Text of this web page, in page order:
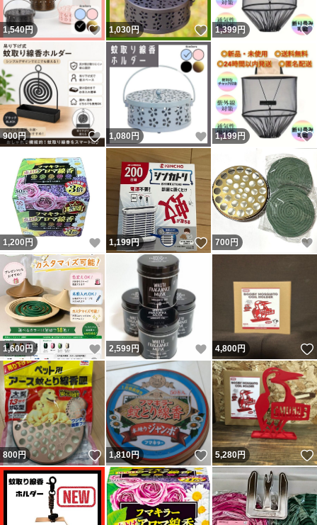
1,540円 いいね！
1,030円 いいね！
1,399円
900円 いいね！
1,080 円 いいね！
1,199円
1,200 円 いいね！
1,199円 いいね！
700 円
1,600 円 いいね！
2,599円 いいね！
4,800円
800円 いいね！
1,810円 いいね！
5,280円